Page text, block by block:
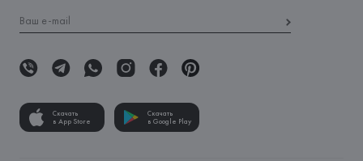
Скачать
в App Store
Скачать
в Google Play